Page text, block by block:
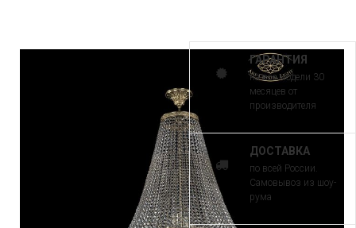
ГАРАНТИЯ
на все модели 30
месяцев от
производителя
ДОСТАВКА
по всей России.
Самовывоз из шоу-
рума